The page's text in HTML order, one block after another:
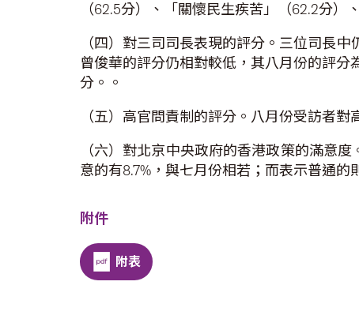
（62.5分）、「關懷民生疾苦」（62.2分
（四）對三司司長表現的評分。三位司長
曾俊華的評分仍相對較低，其八月份的評
分。。
（五）高官問責制的評分。八月份受訪者
（六）對北京中央政府的香港政策的滿意
意的有8.7%，與七月份相若；而表示普通
附件
附表